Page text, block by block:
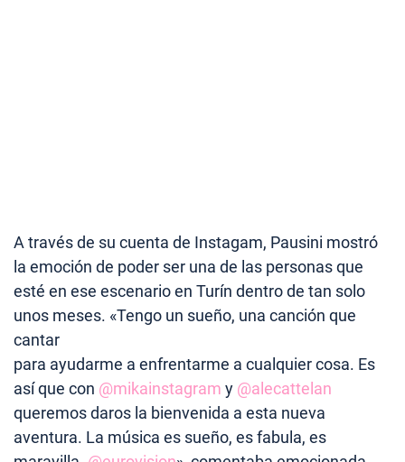
A través de su cuenta de Instagam, Pausini mostró
la emoción de poder ser una de las personas que
esté en ese escenario en Turín dentro de tan solo
unos meses. «Tengo un sueño, una canción que
cantar
para ayudarme a enfrentarme a cualquier cosa. Es
así que con @mikainstagram y @alecattelan
queremos daros la bienvenida a esta nueva
aventura. La música es sueño, es fabula, es